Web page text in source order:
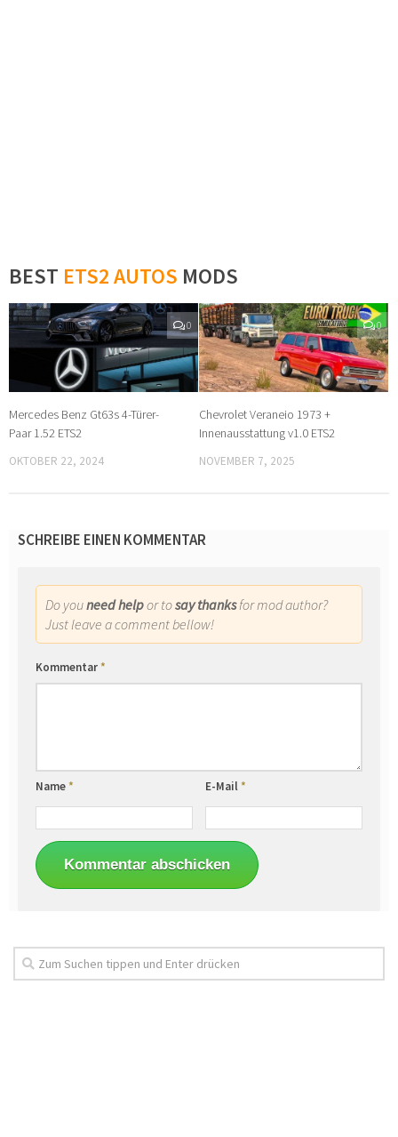
BEST ETS2 AUTOS MODS
0
Mercedes Benz Gt63s 4-Türer-
Paar 1.52 ETS2
OKTOBER 22, 2024
0
Chevrolet Veraneio 1973 +
Innenausstattung v1.0 ETS2
NOVEMBER 7, 2025
SCHREIBE EINEN KOMMENTAR
Do youneed helpor tosay thanksfor mod author?
Just leave a comment bellow!
Kommentar*
Name* E-Mail*